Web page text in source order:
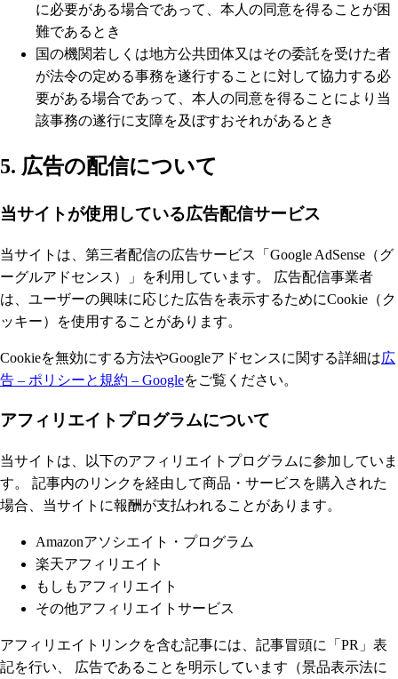
に必要がある場合であって、本人の同意を得ることが困
難であるとき
国の機関若しくは地方公共団体又はその委託を受けた者
が法令の定める事務を遂行することに対して協力する必
要がある場合であって、本人の同意を得ることにより当
該事務の遂行に支障を及ぼすおそれがあるとき
5. 広告の配信について
当サイトが使用している広告配信サービス
当サイトは、第三者配信の広告サービス「Google AdSense（グ
ーグルアドセンス）」を利用しています。 広告配信事業者
は、ユーザーの興味に応じた広告を表示するためにCookie（ク
ッキー）を使用することがあります。
Cookieを無効にする方法やGoogleアドセンスに関する詳細は広
告 – ポリシーと規約 – Googleをご覧ください。
アフィリエイトプログラムについて
当サイトは、以下のアフィリエイトプログラムに参加していま
す。 記事内のリンクを経由して商品・サービスを購入された
場合、当サイトに報酬が支払われることがあります。
Amazonアソシエイト・プログラム
楽天アフィリエイト
もしもアフィリエイト
その他アフィリエイトサービス
アフィリエイトリンクを含む記事には、記事冒頭に「PR」表
記を行い、 広告であることを明示しています（景品表示法に